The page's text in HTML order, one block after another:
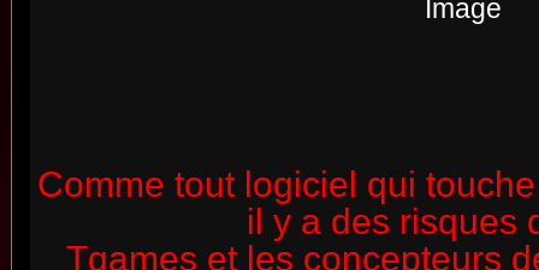
Comme tout logiciel qui
il y a des risques
Tgames et les concepteurs